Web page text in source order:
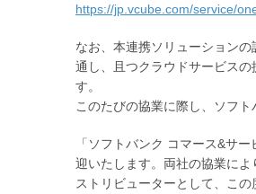
https://jp.vcube.com/service/
なお、本連携ソリューション
通し、且つクラウドサービス
す。
このたびの協業に際し、ソフ
「ソフトバンク コマース&サ
迎いたします。両社の協業に
ストリビューターとして、こ